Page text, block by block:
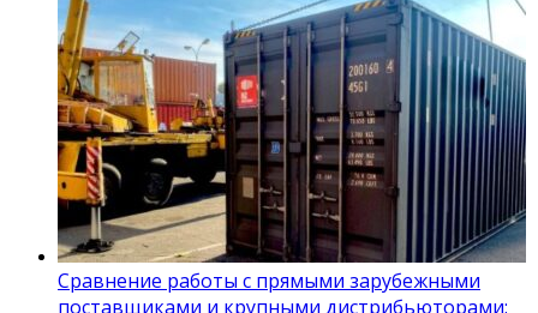
Сравнение работы с прямыми зарубежными
поставщиками и крупными дистрибьюторами: